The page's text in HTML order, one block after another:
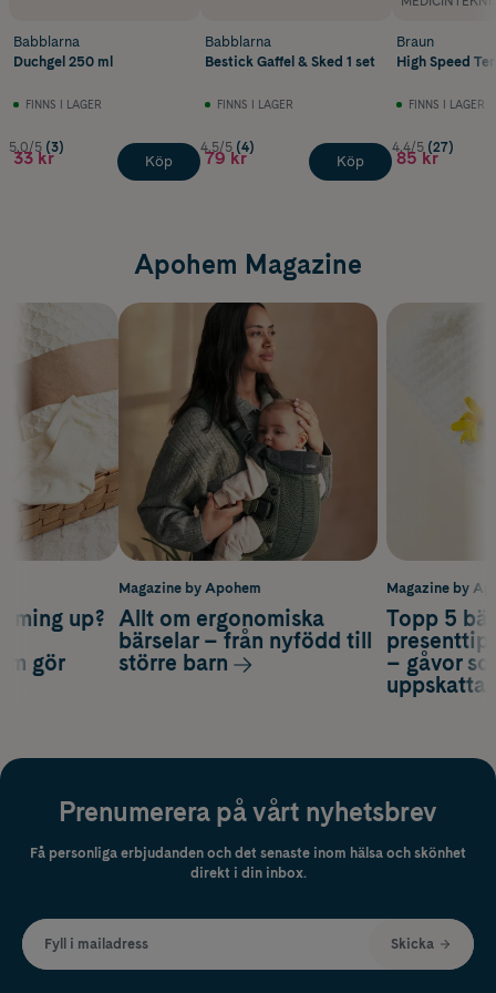
Babblarna
Duchgel 250 ml
FINNS I LAGER
5.0/5 (3)
33 kr Köp
Babblarna
Bestick Gaffel & Sked 1 set
FINNS I LAGER
4.5/5 (4)
79 kr Köp
Braun
High Speed
FINNS I LAGER
4.4/5 (27)
85 kr
Apohem Magazine
Magazine by
Topp 5
– gåvor
up?
gör
Magazine by Apohem
Allt om ergonomiska
bärselar – från nyfödd till
större barn
Prenumerera på vårt nyhetsbrev
Få personliga erbjudanden och det senaste inom hälsa och skönhet
direkt i din inbox.
Fyll i mailadress Skicka